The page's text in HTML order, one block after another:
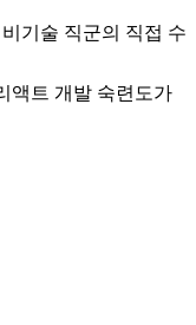
기술 직군의 직접 수
액트 개발 숙련도가